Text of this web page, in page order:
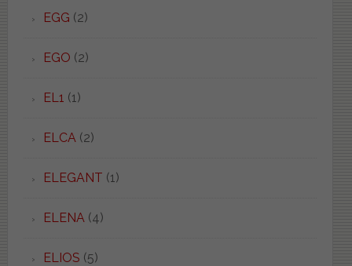
EGG (2)
EGO (2)
EL1 (1)
ELCA (2)
ELEGANT (1)
ELENA (4)
ELIOS (5)